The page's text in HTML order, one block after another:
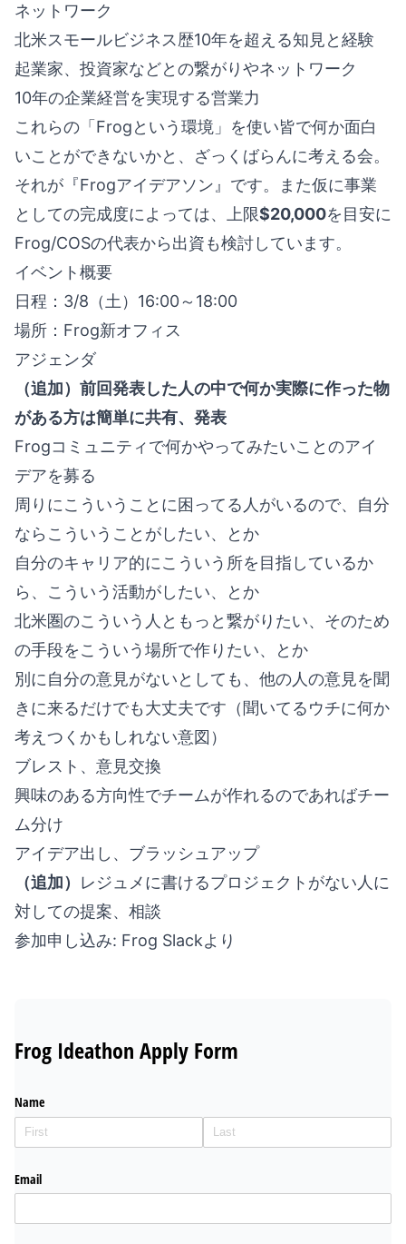
ネットワーク
北米スモールビジネス歴10年を超える知見と経験
起業家、投資家などとの繋がりやネットワーク
10年の企業経営を実現する営業力
これらの「Frogという環境」を使い皆で何か面白
いことができないかと、ざっくばらんに考える会。
それが『Frogアイデアソン』です。また仮に事業
としての完成度によっては、上限$20,000を目安に
Frog/COSの代表から出資も検討しています。
イベント概要
日程：3/8（土）16:00～18:00
場所：Frog新オフィス
アジェンダ
（追加）前回発表した人の中で何か実際に作った物
がある方は簡単に共有、発表
Frogコミュニティで何かやってみたいことのアイ
デアを募る
周りにこういうことに困ってる人がいるので、自分
ならこういうことがしたい、とか
自分のキャリア的にこういう所を目指しているか
ら、こういう活動がしたい、とか
北米圏のこういう人ともっと繋がりたい、そのため
の手段をこういう場所で作りたい、とか
別に自分の意見がないとしても、他の人の意見を聞
きに来るだけでも大丈夫です（聞いてるウチに何か
考えつくかもしれない意図）
ブレスト、意見交換
興味のある方向性でチームが作れるのであればチー
ム分け
アイデア出し、ブラッシュアップ
（追加） レジュメに書けるプロジェクトがない人に
対しての提案、相談
参加申し込み: Frog Slackより
Frog Ideathon Apply Form
Name
Email